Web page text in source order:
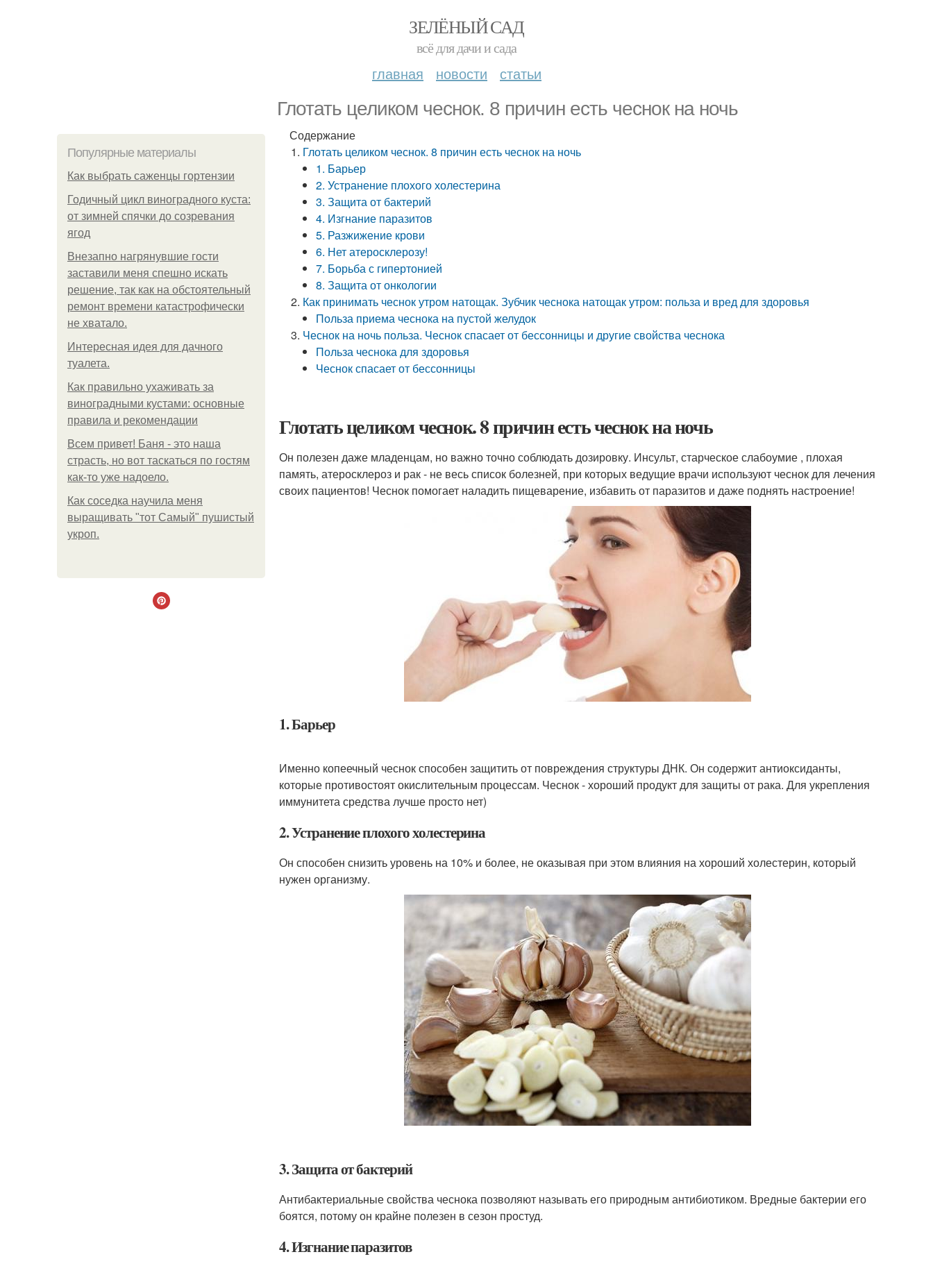
ЗЕЛЁНЫЙ САД
всё для дачи и сада
главная новости статьи
Глотать целиком чеснок. 8 причин есть чеснок на ночь
Популярные материалы
Как выбрать саженцы гортензии
Годичный цикл виноградного куста:
от зимней спячки до созревания
ягод
Внезапно нагрянувшие гости
заставили меня спешно искать
решение, так как на обстоятельный
ремонт времени катастрофически
не хватало.
Интересная идея для дачного
туалета.
Как правильно ухаживать за
виноградными кустами: основные
правила и рекомендации
Всем привет! Баня - это наша
страсть, но вот таскаться по гостям
как-то уже надоело.
Как соседка научила меня
выращивать "тот Самый" пушистый
укроп.
Содержание
Глотать целиком чеснок. 8 причин есть чеснок на ночь
1. Барьер
2. Устранение плохого холестерина
3. Защита от бактерий
4. Изгнание паразитов
5. Разжижение крови
6. Нет атеросклерозу!
7. Борьба с гипертонией
8. Защита от онкологии
Как принимать чеснок утром натощак. Зубчик чеснока натощак утром: польза и вред для здоровья
Польза приема чеснока на пустой желудок
Чеснок на ночь польза. Чеснок спасает от бессонницы и другие свойства чеснока
Польза чеснока для здоровья
Чеснок спасает от бессонницы
Глотать целиком чеснок. 8 причин есть чеснок на ночь
Он полезен даже младенцам, но важно точно соблюдать дозировку. Инсульт, старческое слабоумие , плохая
память, атеросклероз и рак - не весь список болезней, при которых ведущие врачи используют чеснок для лечения
своих пациентов! Чеснок помогает наладить пищеварение, избавить от паразитов и даже поднять настроение!
1. Барьер
Именно копеечный чеснок способен защитить от повреждения структуры ДНК. Он содержит антиоксиданты,
которые противостоят окислительным процессам. Чеснок - хороший продукт для защиты от рака. Для укрепления
иммунитета средства лучше просто нет)
2. Устранение плохого холестерина
Он способен снизить уровень на 10% и более, не оказывая при этом влияния на хороший холестерин, который
нужен организму.
3. Защита от бактерий
Антибактериальные свойства чеснока позволяют называть его природным антибиотиком. Вредные бактерии его
боятся, потому он крайне полезен в сезон простуд.
4. Изгнание паразитов